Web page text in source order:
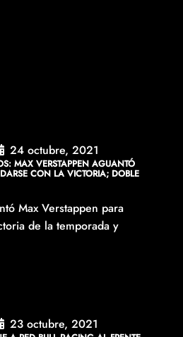
24 octubre, 2021
MAX VERSTAPPEN AGUANTÓ
CON LA VICTORIA; DOBLE
Max Verstappen para
de la temporada y
23 octubre, 2021